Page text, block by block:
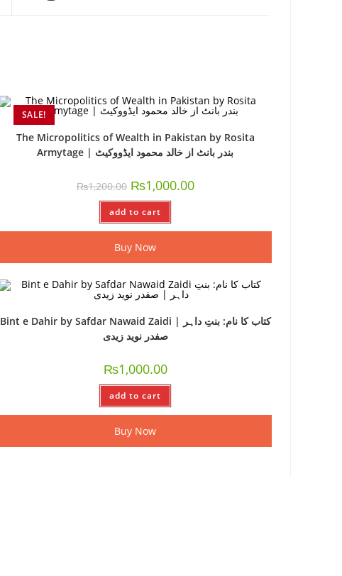
SALE!
The Micropolitics of Wealth in Pakistan by Rosita
Armytage | بندر بانٹ از خالد محمود ایڈووکیٹ
₨1,200.00 ₨1,000.00
add to cart
Buy Now
Bint e Dahir by Safdar Nawaid Zaidi کتاب کا نام: بنتِ داہر |
صفدر نوید زیدی
₨1,000.00
add to cart
Buy Now